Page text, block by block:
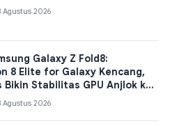
Agustus 2026
Galaxy Z Fold8:
8 Elite for Galaxy Kencang,
Bikin Stabilitas GPU Anjlok ke
Agustus 2026